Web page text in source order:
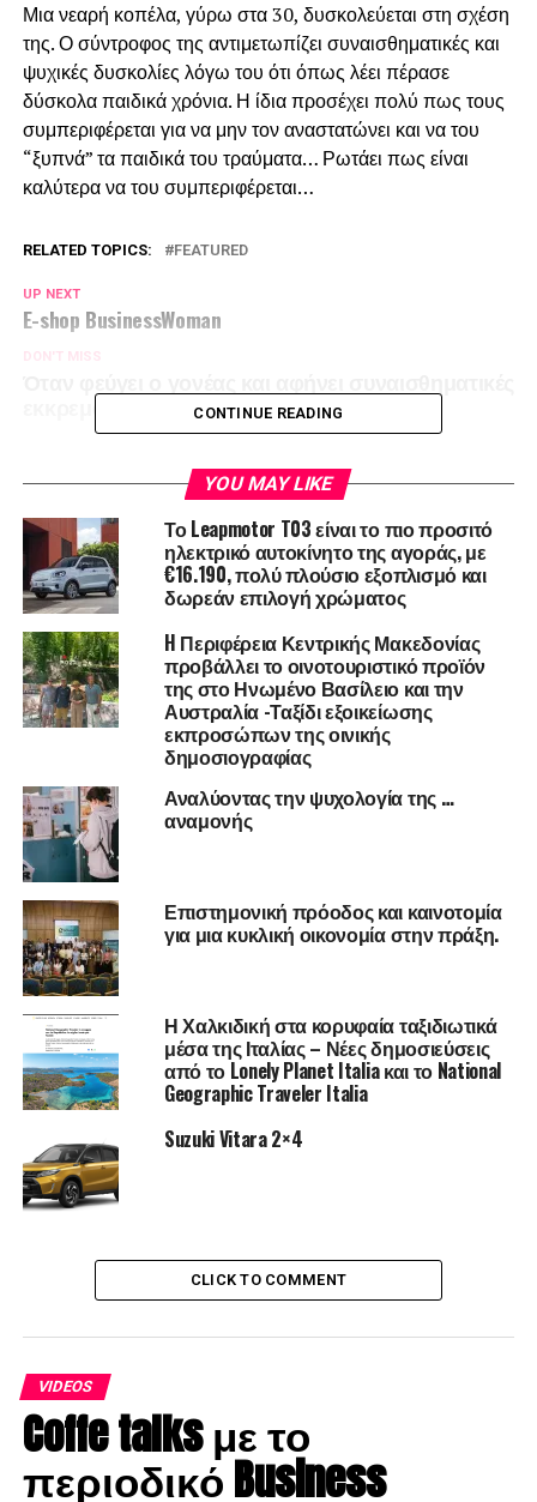
Μια νεαρή κοπέλα, γύρω στα 30, δυσκολεύεται στη σχέση
της. Ο σύντροφος της αντιμετωπίζει συναισθηματικές και
ψυχικές δυσκολίες λόγω του ότι όπως λέει πέρασε
δύσκολα παιδικά χρόνια. Η ίδια προσέχει πολύ πως τους
συμπεριφέρεται για να μην τον αναστατώνει και να του
“ξυπνά” τα παιδικά του τραύματα… Ρωτάει πως είναι
καλύτερα να του συμπεριφέρεται…
RELATED TOPICS: FEATURED
UP NEXT
E-shop BusinessWoman
DON'T MISS
εκκρεμότητες…
CONTINUE READING
YOU MAY LIKE
Το Leapmotor T03 είναι το πιο προσιτό
ηλεκτρικό αυτοκίνητο της αγοράς, με
€16.190, πολύ πλούσιο εξοπλισμό και
δωρεάν επιλογή χρώματος
H Περιφέρεια Κεντρικής Μακεδονίας
προβάλλει το οινοτουριστικό προϊόν
της στο Ηνωμένο Βασίλειο και την
Αυστραλία -Ταξίδι εξοικείωσης
εκπροσώπων της οινικής
δημοσιογραφίας
Αναλύοντας την ψυχολογία της …
αναμονής
Επιστημονική πρόοδος και καινοτομία
για μια κυκλική οικονομία στην πράξη.
Η Χαλκιδική στα κορυφαία ταξιδιωτικά
μέσα της Ιταλίας – Νέες δημοσιεύσεις
από το Lonely Planet Italia και το National
Geographic Traveler Italia
Suzuki Vitara 2×4
CLICK TO COMMENT
VIDEOS
Coffe talks με το
περιοδικό Business